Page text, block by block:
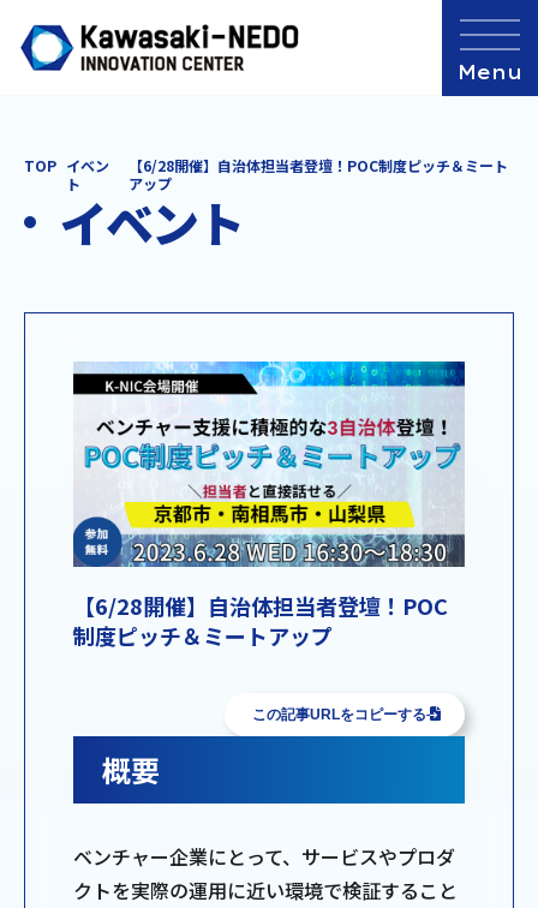
TOP イベン
ト
【6/28開催】自治体担当者登壇！POC制度ピッチ＆ミート
アップ
イベント
【6/28開催】自治体担当者登壇！POC
制度ピッチ＆ミートアップ
この記事URLをコピーする
概要
ベンチャー企業にとって、サービスやプロダ
クトを実際の運用に近い環境で検証すること